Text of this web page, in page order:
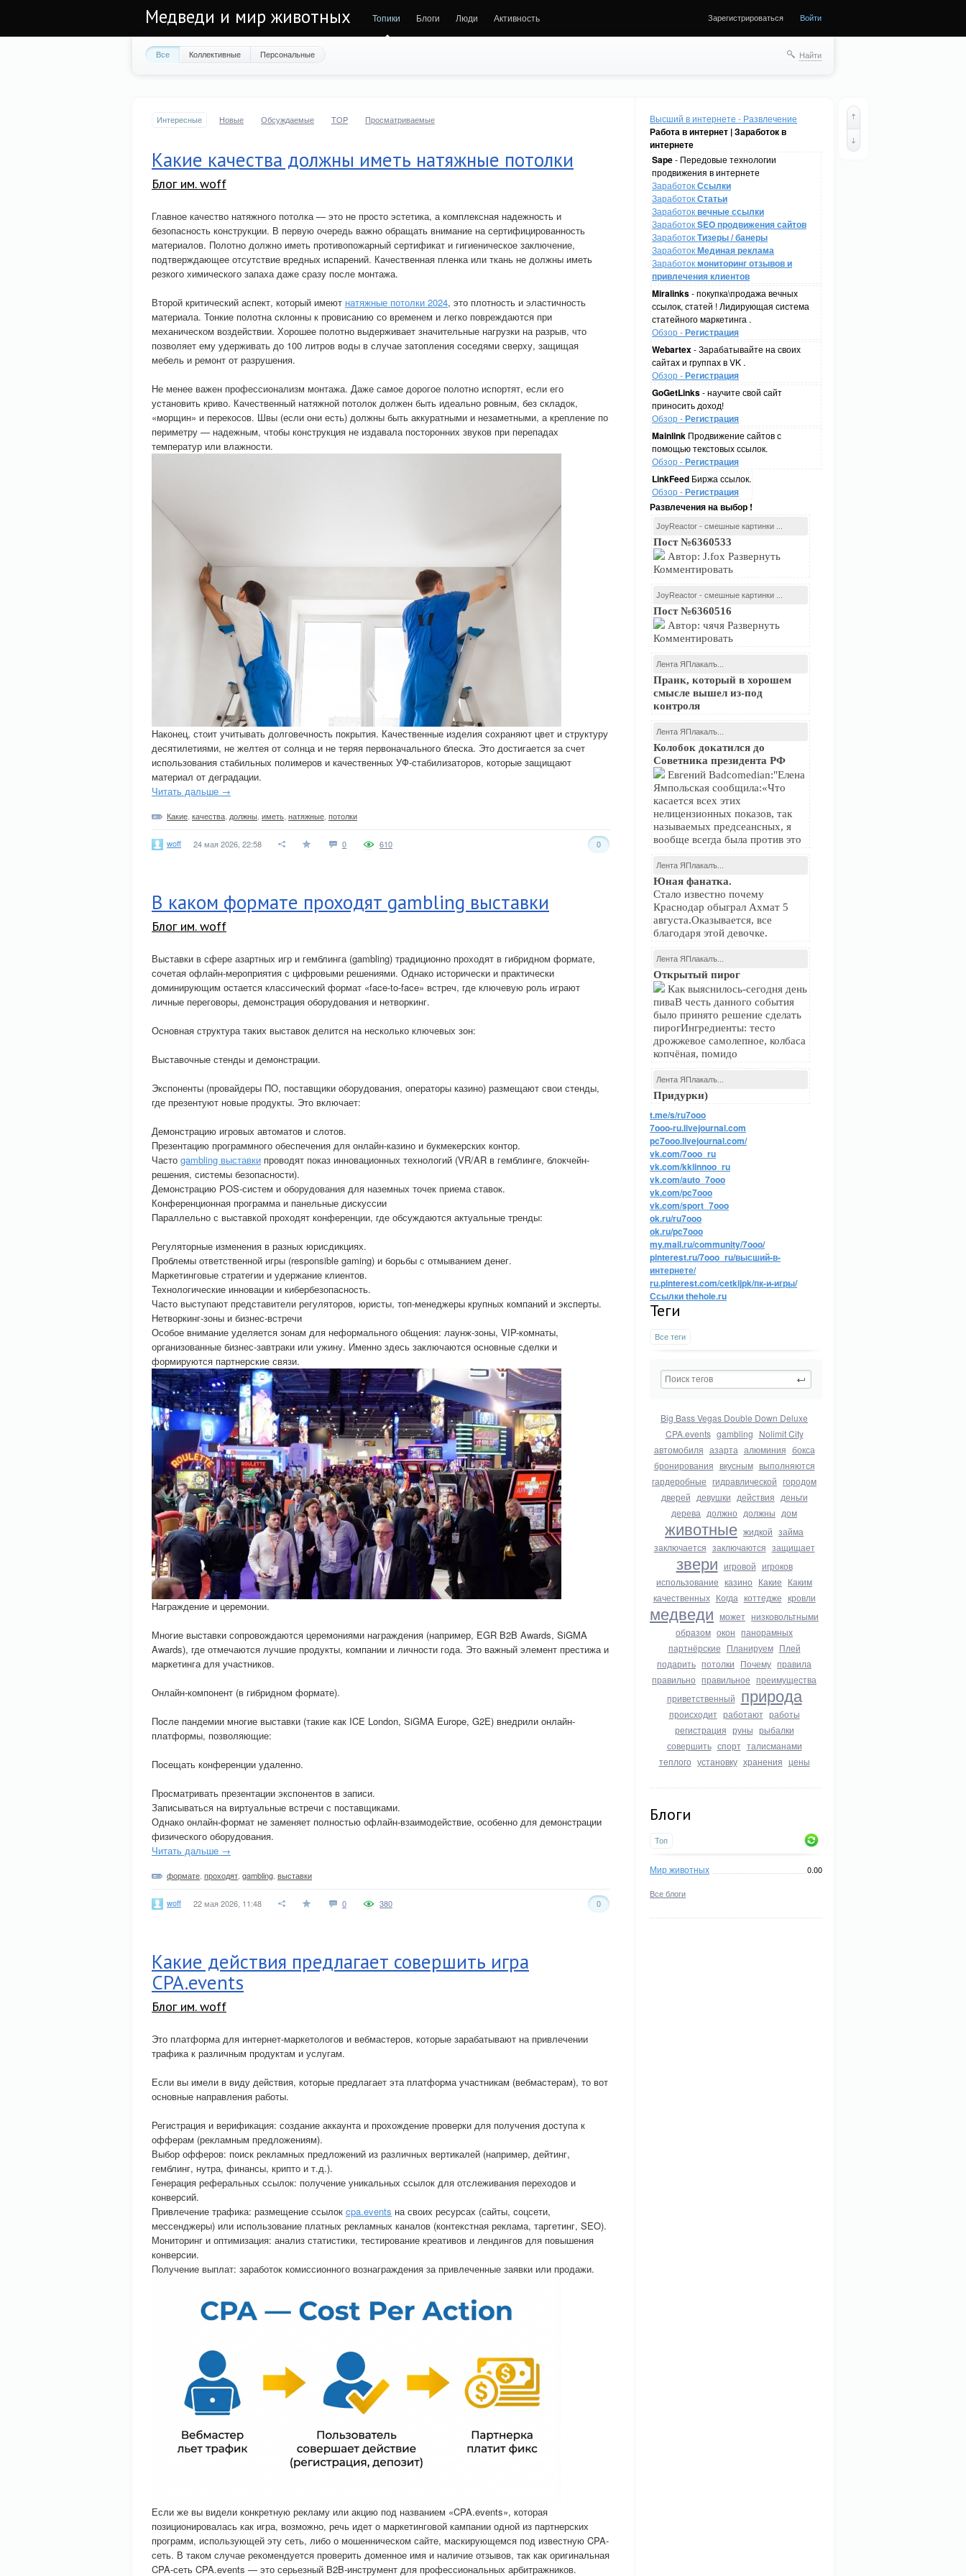
Медведи и мир животных Топики Блоги Люди Активность Зарегистрироваться Войти
Все Коллективные Персональные Найти
Высший в интернете - Развлечение
Работа в интернет | Заработок в
интернете
Sape- Передовые технологии
продвижения в интернете
ЗаработокСсылки
ЗаработокСтатьи
Заработоквечные ссылки
ЗаработокSEO продвижения сайтов
ЗаработокТизеры / банеры
ЗаработокМединая реклама
Заработокмониторинг отзывов и
привлечения клиентов
Miralinks- покупка\продажа вечных
ссылок, статей ! Лидирующая система
статейного маркетинга .
Обзор -Регистрация
Webartex- Зарабатывайте на своих
сайтах и группах в VK .
Обзор -Регистрация
GoGetLinks- научите свой сайт
приносить доход!
Обзор -Регистрация
Mainlink Продвижение сайтов с
помощью текстовых ссылок.
Обзор -Регистрация
LinkFeed Биржа ссылок.
Обзор -Регистрация
Развлечения на выбор !
JoyReactor - смешные картинки ...
Пост №6360533
Автор: J.fox Развернуть
Комментировать
JoyReactor - смешные картинки ...
Пост №6360516
Автор: чячя Развернуть
Комментировать
Лента ЯПлакалъ...
Пранк, который в хорошем
смысле вышел из-под
контроля
Лента ЯПлакалъ...
Колобок докатился до
Советника президента РФ
Евгений Badcomedian:"Елена
Ямпольская сообщила:«Что
касается всех этих
нелицензионных показов, так
называемых предсеансных, я
вообще всегда была против это
Лента ЯПлакалъ...
Юная фанатка.
Стало известно почему
Краснодар обыграл Ахмат 5
августа.Оказывается, все
благодаря этой девочке.
Лента ЯПлакалъ...
Открытый пирог
Как выяснилось-сегодня день
пиваВ честь данного события
было принято решение сделать
пирогИнгредиенты: тесто
дрожжевое самолепное, колбаса
копчёная, помидо
Лента ЯПлакалъ...
Придурки)
t.me/s/ru7ooo
7ooo-ru.livejournal.com
pc7ooo.livejournal.com/
vk.com/7ooo_ru
vk.com/kkiinnoo_ru
vk.com/auto_7ooo
vk.com/pc7ooo
vk.com/sport_7ooo
ok.ru/ru7ooo
ok.ru/pc7ooo
my.mail.ru/community/7ooo/
pinterest.ru/7ooo_ru/высший-в-
интернете/
ru.pinterest.com/cetkijpk/пк-и-игры/
Ссылки thehole.ru
Теги
Все теги
Big Bass Vegas Double Down Deluxe
CPA.events gambling Nolimit City
автомобиля азарта алюминия бокса
бронирования вкусным выполняются
гардеробные гидравлической городом
дверей девушки действия деньги
дерева должно должны дом
животные жидкой займа
заключается заключаются защищает
звери игровой игроков
использование казино Какие Каким
качественных Когда коттедже кровли
медведи может низковольтными
образом окон панорамных
партнёрские Планируем Плей
подарить потолки Почему правила
правильно правильное преимущества
приветственный природа
происходит работают работы
регистрация руны рыбалки
совершить спорт талисманами
теплого установку хранения цены
Блоги
Топ
Мир животных 0.00
Все блоги
Интересные Новые Обсуждаемые TOP Просматриваемые
Какие качества должны иметь натяжные потолки
Блог им. woff
Главное качество натяжного потолка — это не просто эстетика, а комплексная надежность и
безопасность конструкции. В первую очередь важно обращать внимание на сертифицированность
материалов. Полотно должно иметь противопожарный сертификат и гигиеническое заключение,
подтверждающее отсутствие вредных испарений. Качественная пленка или ткань не должны иметь
резкого химического запаха даже сразу после монтажа.
Второй критический аспект, который имеют натяжные потолки 2024, это плотность и эластичность
материала. Тонкие полотна склонны к провисанию со временем и легко повреждаются при
механическом воздействии. Хорошее полотно выдерживает значительные нагрузки на разрыв, что
позволяет ему удерживать до 100 литров воды в случае затопления соседями сверху, защищая
мебель и ремонт от разрушения.
Не менее важен профессионализм монтажа. Даже самое дорогое полотно испортят, если его
установить криво. Качественный натяжной потолок должен быть идеально ровным, без складок,
«морщин» и перекосов. Швы (если они есть) должны быть аккуратными и незаметными, а крепление по
периметру — надежным, чтобы конструкция не издавала посторонних звуков при перепадах
температур или влажности.
Наконец, стоит учитывать долговечность покрытия. Качественные изделия сохраняют цвет и структуру
десятилетиями, не желтея от солнца и не теряя первоначального блеска. Это достигается за счет
использования стабильных полимеров и качественных УФ-стабилизаторов, которые защищают
материал от деградации.
Читать дальше →
Какие качества должны иметь натяжные потолки
woff 24 мая 2026, 22:58 0 0
610
В каком формате проходят gambling выставки
Блог им. woff
Выставки в сфере азартных игр и гемблинга (gambling) традиционно проходят в гибридном формате,
сочетая офлайн-мероприятия с цифровыми решениями. Однако исторически и практически
доминирующим остается классический формат «face-to-face» встреч, где ключевую роль играют
личные переговоры, демонстрация оборудования и нетворкинг.
Основная структура таких выставок делится на несколько ключевых зон:
Выставочные стенды и демонстрации.
Экспоненты (провайдеры ПО, поставщики оборудования, операторы казино) размещают свои стенды,
где презентуют новые продукты. Это включает:
Демонстрацию игровых автоматов и слотов.
Презентацию программного обеспечения для онлайн-казино и букмекерских контор.
Часто gambling выставки проводят показ инновационных технологий (VR/AR в гемблинге, блокчейн-
решения, системы безопасности).
Демонстрацию POS-систем и оборудования для наземных точек приема ставок.
Конференционная программа и панельные дискуссии
Параллельно с выставкой проходят конференции, где обсуждаются актуальные тренды:
Регуляторные изменения в разных юрисдикциях.
Проблемы ответственной игры (responsible gaming) и борьбы с отмыванием денег.
Маркетинговые стратегии и удержание клиентов.
Технологические инновации и кибербезопасность.
Часто выступают представители регуляторов, юристы, топ-менеджеры крупных компаний и эксперты.
Нетворкинг-зоны и бизнес-встречи
Особое внимание уделяется зонам для неформального общения: лаунж-зоны, VIP-комнаты,
организованные бизнес-завтраки или ужину. Именно здесь заключаются основные сделки и
формируются партнерские связи.
Награждение и церемонии.
Многие выставки сопровождаются церемониями награждения (например, EGR B2B Awards, SiGMA
Awards), где отмечаются лучшие продукты, компании и личности года. Это важный элемент престижа и
маркетинга для участников.
Онлайн-компонент (в гибридном формате).
После пандемии многие выставки (такие как ICE London, SiGMA Europe, G2E) внедрили онлайн-
платформы, позволяющие:
Посещать конференции удаленно.
Просматривать презентации экспонентов в записи.
Записываться на виртуальные встречи с поставщиками.
Однако онлайн-формат не заменяет полностью офлайн-взаимодействие, особенно для демонстрации
физического оборудования.
Читать дальше →
формате проходят gambling выставки
woff 22 мая 2026, 11:48 0 0
380
Какие действия предлагает совершить игра
CPA.events
Блог им. woff
Это платформа для интернет-маркетологов и вебмастеров, которые зарабатывают на привлечении
трафика к различным продуктам и услугам.
Если вы имели в виду действия, которые предлагает эта платформа участникам (вебмастерам), то вот
основные направления работы.
Регистрация и верификация: создание аккаунта и прохождение проверки для получения доступа к
офферам (рекламным предложениям).
Выбор офферов: поиск рекламных предложений из различных вертикалей (например, дейтинг,
гемблинг, нутра, финансы, крипто и т.д.).
Генерация реферальных ссылок: получение уникальных ссылок для отслеживания переходов и
конверсий.
Привлечение трафика: размещение ссылок cpa.events на своих ресурсах (сайты, соцсети,
мессенджеры) или использование платных рекламных каналов (контекстная реклама, таргетинг, SEO).
Мониторинг и оптимизация: анализ статистики, тестирование креативов и лендингов для повышения
конверсии.
Получение выплат: заработок комиссионного вознаграждения за привлеченные заявки или продажи.
Если же вы видели конкретную рекламу или акцию под названием «CPA.events», которая
позиционировалась как игра, возможно, речь идет о маркетинговой кампании одной из партнерских
программ, использующей эту сеть, либо о мошенническом сайте, маскирующемся под известную CPA-
сеть. В таком случае рекомендуется проверить доменное имя и наличие отзывов, так как оригинальная
CPA-сеть CPA.events — это серьезный B2B-инструмент для профессиональных арбитражников.